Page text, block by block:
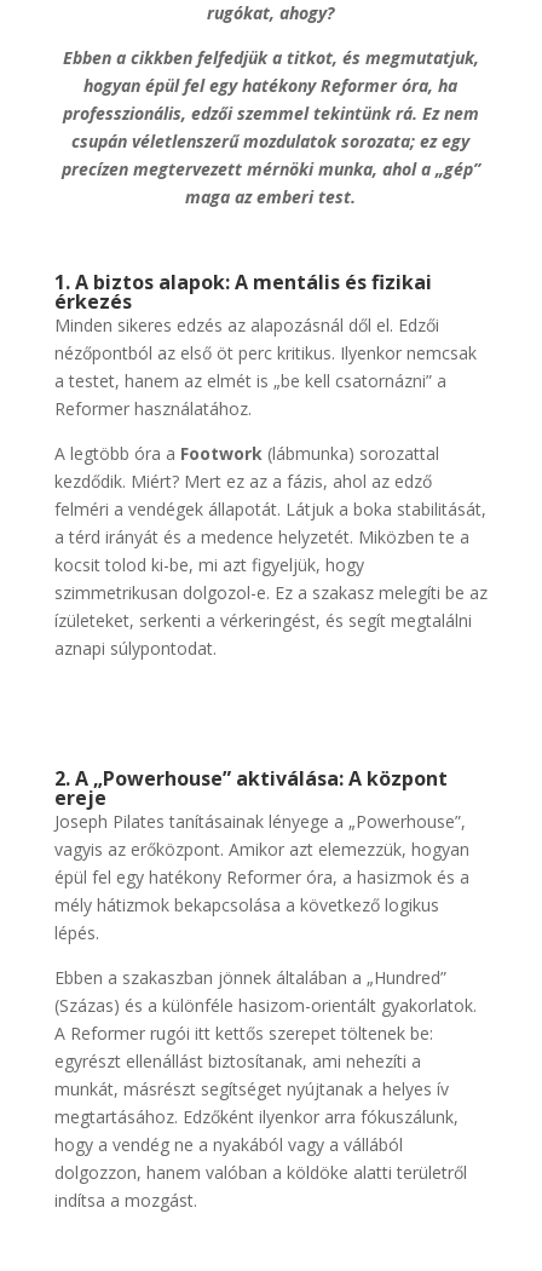
rugókat, ahogy?
Ebben a cikkben felfedjük a titkot, és megmutatjuk,
hogyan épül fel egy hatékony Reformer óra, ha
professzionális, edzői szemmel tekintünk rá. Ez nem
csupán véletlenszerű mozdulatok sorozata; ez egy
precízen megtervezett mérnöki munka, ahol a „gép”
maga az emberi test.
1. A biztos alapok: A mentális és fizikai
érkezés
Minden sikeres edzés az alapozásnál dől el. Edzői
nézőpontból az első öt perc kritikus. Ilyenkor nemcsak
a testet, hanem az elmét is „be kell csatornázni” a
Reformer használatához.
A legtöbb óra a Footwork(lábmunka) sorozattal
kezdődik. Miért? Mert ez az a fázis, ahol az edző
felméri a vendégek állapotát. Látjuk a boka stabilitását,
a térd irányát és a medence helyzetét. Miközben te a
kocsit tolod ki-be, mi azt figyeljük, hogy
szimmetrikusan dolgozol-e. Ez a szakasz melegíti be az
ízületeket, serkenti a vérkeringést, és segít megtalálni
aznapi súlypontodat.
2. A „Powerhouse” aktiválása: A központ
ereje
Joseph Pilates tanításainak lényege a „Powerhouse”,
vagyis az erőközpont. Amikor azt elemezzük, hogyan
épül fel egy hatékony Reformer óra, a hasizmok és a
mély hátizmok bekapcsolása a következő logikus
lépés.
Ebben a szakaszban jönnek általában a „Hundred”
(Százas) és a különféle hasizom-orientált gyakorlatok.
A Reformer rugói itt kettős szerepet töltenek be:
egyrészt ellenállást biztosítanak, ami nehezíti a
munkát, másrészt segítséget nyújtanak a helyes ív
megtartásához. Edzőként ilyenkor arra fókuszálunk,
hogy a vendég ne a nyakából vagy a vállából
dolgozzon, hanem valóban a köldöke alatti területről
indítsa a mozgást.